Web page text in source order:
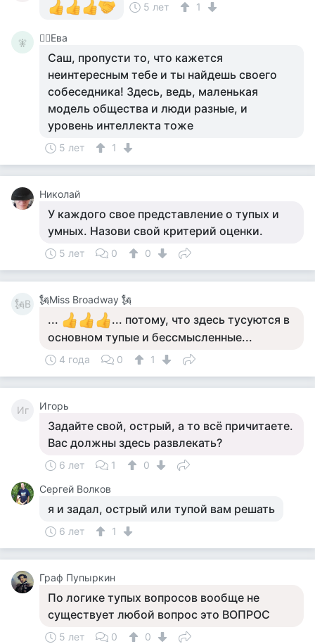
5 лет
1
🧚‍ 🧚‍♀️Ева
Саш, пропусти то, что кажется
неинтересным тебе и ты найдешь своего
собеседника! Здесь, ведь, маленькая
модель общества и люди разные, и
уровень интеллекта тоже
5 лет 1
Николай
У каждого свое представление о тупых и
умных. Назови свой критерий оценки.
5 лет 0 0
🗽B 🗽Miss Broadway 🗽
...
... потому, что здесь тусуются в
основном тупые и бессмысленные...
4 года 0 1
Иг Игорь
Задайте свой, острый, а то всё причитаете.
Вас должны здесь развлекать?
6 лет 1
0
Сергей Волков
я и задал, острый или тупой вам решать
6 лет 1
Граф Пупыркин
По логике тупых вопросов вообще не
существует любой вопрос это ВОПРОС
5 лет 0 0